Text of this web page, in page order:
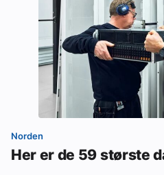
Norden
Her er de 59 største